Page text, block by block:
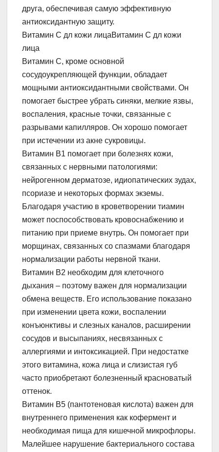
друга, обеспечивая самую эффективную
антиоксидантную защиту.
Витамин С дл кожи лицаВитамин С дл кожи
лица
Витамин С, кроме основной
сосудоукрепляющей функции, обладает
мощными антиоксидантными свойствами. Он
помогает быстрее убрать синяки, мелкие язвы,
воспаления, красные точки, связанные с
разрывами капилляров. Он хорошо помогает
при истечении из акне сукровицы.
Витамин В1 помогает при болезнях кожи,
связанных с нервными патологиями:
нейрогенном дерматозе, идиопатических зудах,
псориазе и некоторых формах экземы.
Благодаря участию в кроветворении тиамин
может поспособствовать кровоснабжению и
питанию при приеме внутрь. Он помогает при
морщинах, связанных со спазмами благодаря
нормализации работы нервной ткани.
Витамин В2 необходим для клеточного
дыхания – поэтому важен для нормализации
обмена веществ. Его использование показано
при изменении цвета кожи, воспалении
конъюнктивы и слезных каналов, расширении
сосудов и высыпаниях, несвязанных с
аллергиями и интоксикацией. При недостатке
этого витамина, кожа лица и слизистая губ
часто приобретают болезненный красноватый
оттенок.
Витамин В5 (пантотеновая кислота) важен для
внутреннего применения как кофермент и
необходимая пища для кишечной микрофлоры.
Малейшее нарушение бактериального состава